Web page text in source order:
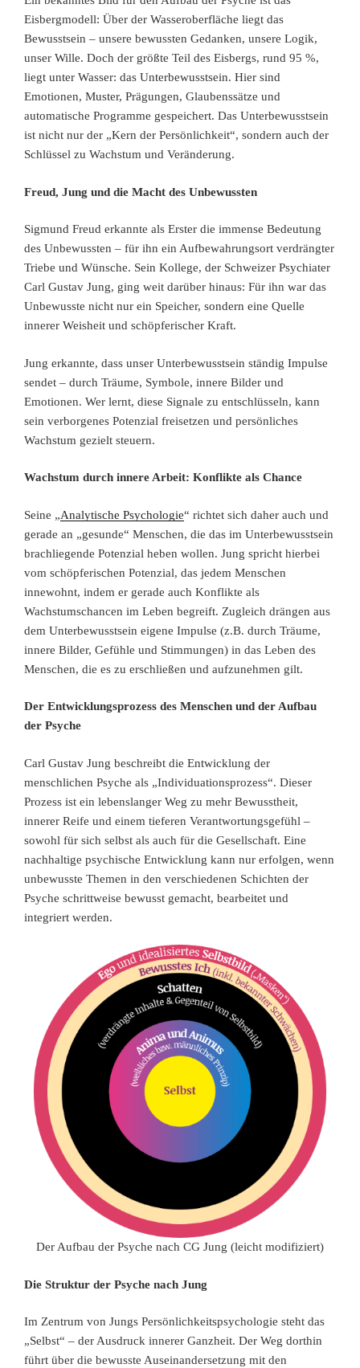
Eisbergmodell: Über der Wasseroberfläche liegt das
Bewusstsein – unsere bewussten Gedanken, unsere Logik,
unser Wille. Doch der größte Teil des Eisbergs, rund 95 %,
liegt unter Wasser: das Unterbewusstsein. Hier sind
Emotionen, Muster, Prägungen, Glaubenssätze und
automatische Programme gespeichert. Das Unterbewusstsein
ist nicht nur der „Kern der Persönlichkeit“, sondern auch der
Schlüssel zu Wachstum und Veränderung.
Freud, Jung und die Macht des Unbewussten
Sigmund Freud erkannte als Erster die immense Bedeutung
des Unbewussten – für ihn ein Aufbewahrungsort verdrängter
Triebe und Wünsche. Sein Kollege, der Schweizer Psychiater
Carl Gustav Jung, ging weit darüber hinaus: Für ihn war das
Unbewusste nicht nur ein Speicher, sondern eine Quelle
innerer Weisheit und schöpferischer Kraft.
Jung erkannte, dass unser Unterbewusstsein ständig Impulse
sendet – durch Träume, Symbole, innere Bilder und
Emotionen. Wer lernt, diese Signale zu entschlüsseln, kann
sein verborgenes Potenzial freisetzen und persönliches
Wachstum gezielt steuern.
Wachstum durch innere Arbeit: Konflikte als Chance
Seine „Analytische Psychologie“ richtet sich daher auch und
gerade an „gesunde“ Menschen, die das im Unterbewusstsein
brachliegende Potenzial heben wollen. Jung spricht hierbei
vom schöpferischen Potenzial, das jedem Menschen
innewohnt, indem er gerade auch Konflikte als
Wachstumschancen im Leben begreift. Zugleich drängen aus
dem Unterbewusstsein eigene Impulse (z.B. durch Träume,
innere Bilder, Gefühle und Stimmungen) in das Leben des
Menschen, die es zu erschließen und aufzunehmen gilt.
Der Entwicklungsprozess des Menschen und der Aufbau
der Psyche
Carl Gustav Jung beschreibt die Entwicklung der
menschlichen Psyche als „Individuationsprozess“. Dieser
Prozess ist ein lebenslanger Weg zu mehr Bewusstheit,
innerer Reife und einem tieferen Verantwortungsgefühl –
sowohl für sich selbst als auch für die Gesellschaft. Eine
nachhaltige psychische Entwicklung kann nur erfolgen, wenn
unbewusste Themen in den verschiedenen Schichten der
Psyche schrittweise bewusst gemacht, bearbeitet und
integriert werden.
Der Aufbau der Psyche nach CG Jung (leicht modifiziert)
Die Struktur der Psyche nach Jung
Im Zentrum von Jungs Persönlichkeitspsychologie steht das
„Selbst“ – der Ausdruck innerer Ganzheit. Der Weg dorthin
führt über die bewusste Auseinandersetzung mit den